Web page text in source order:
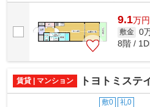
付近に駅が2駅あり、行き先に応じて...
9.1万円
敷金 0
8階 /
賃貸 | マンション トヨトミステ
敷0 礼0